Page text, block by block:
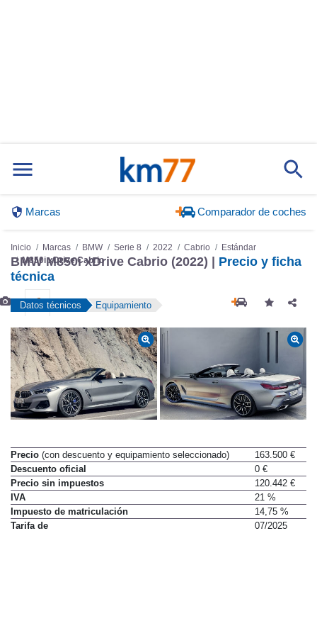
Marcas Comparador de coches
Inicio Marcas BMW Serie 8 2022 Cabrio
Estándar
M850i xDrive Cabrio
BMW M850i xDrive Cabrio (2022) | Precio y ficha
técnica
Datos técnicos Equipamiento
Precio (con descuento y equipamiento seleccionado)
163.500 €
Descuento oficial
0 €
Precio sin impuestos
120.442 €
IVA
21 %
Impuesto de matriculación
14,75 %
Tarifa de
07/2025